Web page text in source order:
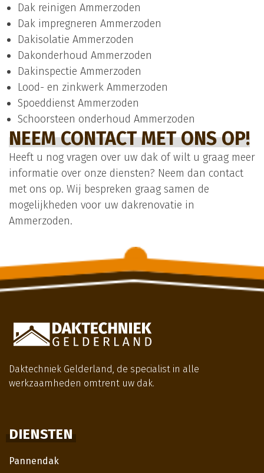
Dak reinigen Ammerzoden
Dak impregneren Ammerzoden
Dakisolatie Ammerzoden
Dakonderhoud Ammerzoden
Dakinspectie Ammerzoden
Lood- en zinkwerk Ammerzoden
Spoeddienst Ammerzoden
Schoorsteen onderhoud Ammerzoden
NEEM CONTACT MET ONS OP!
Heeft u nog vragen over uw dak of wilt u graag meer
informatie over onze diensten? Neem dan contact
met ons op. Wij bespreken graag samen de
mogelijkheden voor uw dakrenovatie in
Ammerzoden.
Daktechniek Gelderland, de specialist in alle
werkzaamheden omtrent uw dak.
DIENSTEN
Pannendak